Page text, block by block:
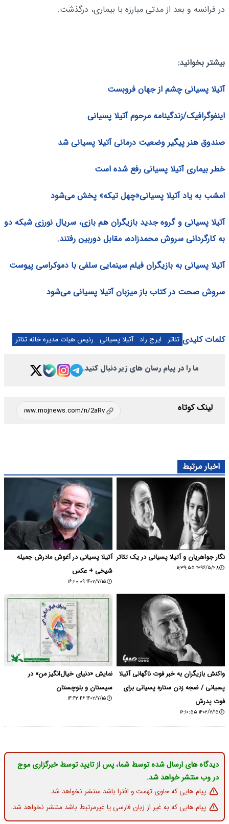
در فرانسه و بعد از مدتی مبارزه با بیماری، درگذشت.
بیشتر بخوانید:
آتیلا پسیانی چشم از جهان فروبست
اینفوگرافیک/زندگینامه مرحوم آتیلا پسیانی
صندوق هنر پیگیر وضعیت درمانی آتیلا پسیانی شد
خطر بیماری آتیلا پسیانی رفع شده است
امشب به یاد آتیلا پسیانی«چهل تیکه» پخش می‌شود
آتیلا پسیانی و گروه جدید بازیگران هم بازی، سریال نورزی شبکه دو
به کارگردانی سروش محمدزاده، مقابل دوربین رفتند.
آتیلا پسیانی به بازیگران فیلم سینمایی سلفی با دموکراسی پیوست
سروش صحت در کتاب باز میزبان آتیلا پسیانی می‌شود
کلمات کلیدی تئاتر ایرج راد آتیلا پسیانی رئیس هیات مدیره خانه تئاتر
ما را در پیام رسان های زیر دنبال کنید.
لینک کوتاه
اخبار مرتبط
نگار جواهریان و آتیلا پسیانی در یک تئاتر
۱۳۹۶/۵/۲۸ ۱۱:۳۹:۵۵
آتیلا پسیانی در آغوش مادرش جمیله
شیخی + عکس
۱۴۰۲/۷/۱۵ ۱۶:۲۰:۰۹
واکنش بازیگران به خبر فوت ناگهانی آتیلا
پسیانی / ضجه زدن ستاره پسیانی برای
فوت پدرش
۱۴۰۲/۷/۱۵ ۱۶:۱۰:۵۵
نمایش «دنیای خیال‌انگیز من» در
سیستان و بلوچستان
۱۴۰۲/۷/۱۵ ۱۴:۴۲:۴۶
دیدگاه های ارسال شده توسط شما، پس از تایید توسط خبرگزاری موج
در وب منتشر خواهد شد.
پیام هایی که حاوی تهمت و افترا باشد منتشر نخواهد شد.
پیام هایی که به غیر از زبان فارسی یا غیرمرتبط باشد منتشر نخواهد شد.